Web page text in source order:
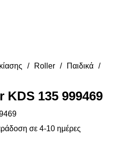
Roller
Παιδικά
KDS 135 999469
σε 4-10 ημέρες